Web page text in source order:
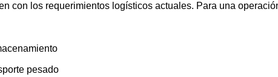
con los requerimientos logísticos actuales. Para una
pesado